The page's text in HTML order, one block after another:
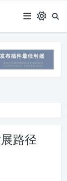
路径